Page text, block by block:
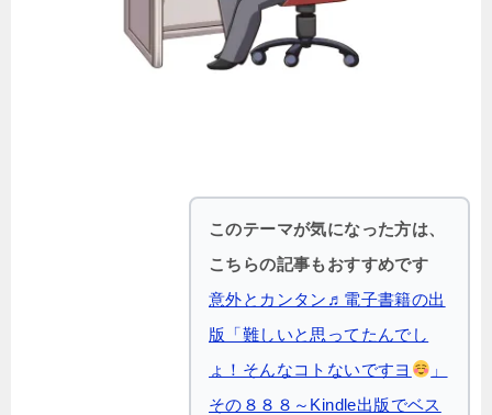
このテーマが気になった方は、
こちらの記事もおすすめです
意外とカンタン♬電子書籍の出
版「難しいと思ってたんでし
ょ！そんなコトないですヨ
」
その８８８～Kindle出版でベス